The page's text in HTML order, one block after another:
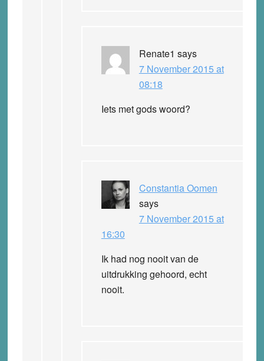
Renate1 says
7 November 2015 at
08:18
Iets met gods woord?
Constantia Oomen
says
7 November 2015 at
16:30
Ik had nog nooit van de
uitdrukking gehoord, echt
nooit.